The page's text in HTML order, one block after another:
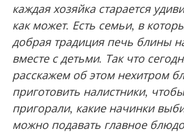
каждая хозяйка старается
как может. Есть семьи, в
добрая традиция печь блины
вместе с детьми. Так что
расскажем об этом нехитром
приготовить налистники,
пригорали, какие начинки
можно подавать главное